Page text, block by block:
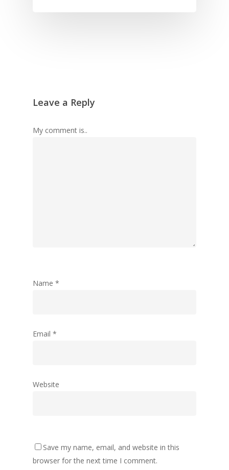
Leave a Reply
My comment is..
Name *
Email *
Website
Save my name, email, and website in this
browser for the next time I comment.